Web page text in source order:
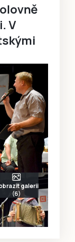
V
galerii
(6)